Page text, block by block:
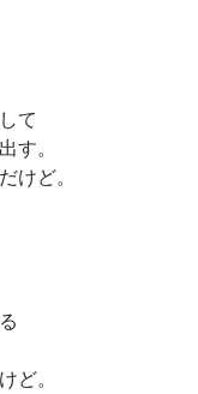
て
す。
けど。
ど。